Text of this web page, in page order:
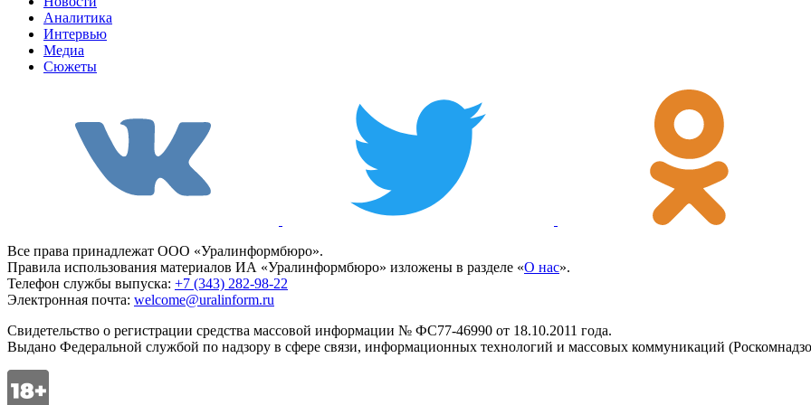
Аналитика
Интервью
Медиа
Сюжеты
Все права принадлежат ООО «Уралинформбюро».
Правила использования материалов ИА «Уралинформбюро» изложены в разделе «О нас».
Телефон службы выпуска: +7 (343) 282-98-22
Электронная почта: welcome@uralinform.ru
Свидетельство о регистрации средства массовой информации № ФС77-46990 от 18.10.2011 года.
Выдано Федеральной службой по надзору в сфере связи, информационных технологий и массовых коммуникаций